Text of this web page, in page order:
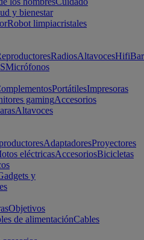
y bienestar
Robot limpiacristales
RadiosAltavocesHifi
Micrófonos
PortátilesImpresoras
gamingAccesorios
Altavoces
AdaptadoresProyectores
eléctricasAccesoriosBicicletas
y
Objetivos
de alimentaciónCables